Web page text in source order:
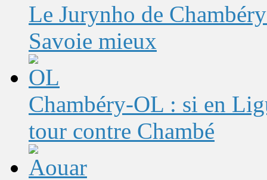
Le Jurynho de
Savoie mieux
Chambéry-OL : si en
tour contre Chambé